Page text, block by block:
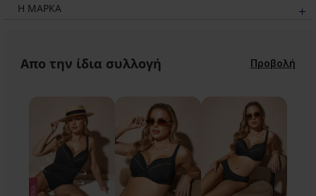
Η ΜΆΡΚΑ
Απο την ίδια συλλογή Προβολή